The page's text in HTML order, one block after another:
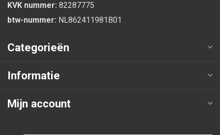
KVK nummer: 82287775
btw-nummer: NL862411981B01
Categorieën
Informatie
Mijn account